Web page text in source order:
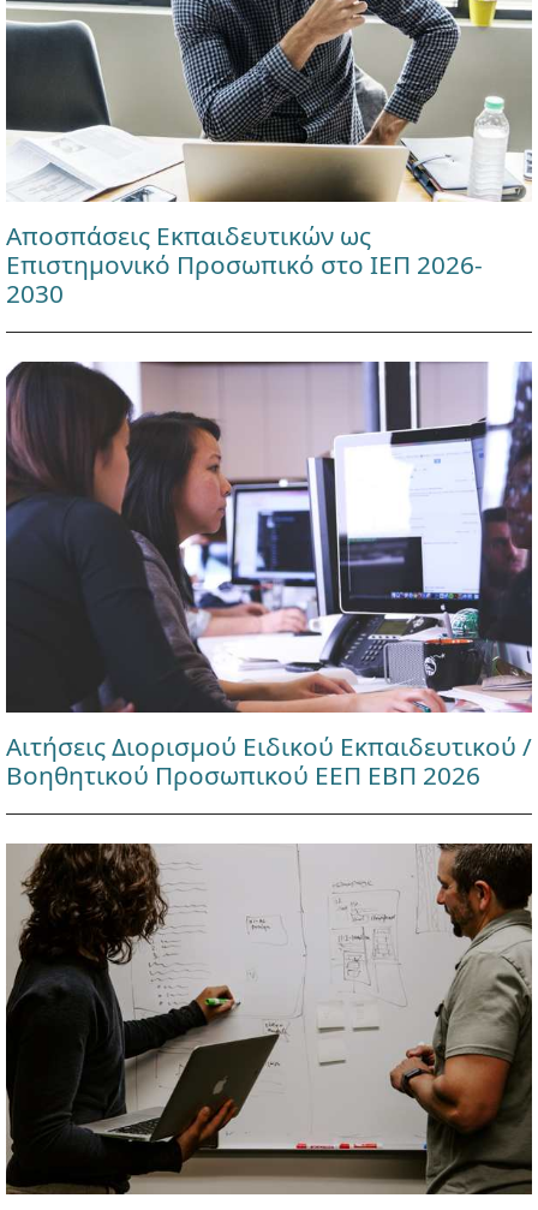
Αποσπάσεις Εκπαιδευτικών ως
Επιστημονικό Προσωπικό στο ΙΕΠ 2026-
2030
Αιτήσεις Διορισμού Ειδικού Εκπαιδευτικού /
Βοηθητικού Προσωπικού ΕΕΠ ΕΒΠ 2026